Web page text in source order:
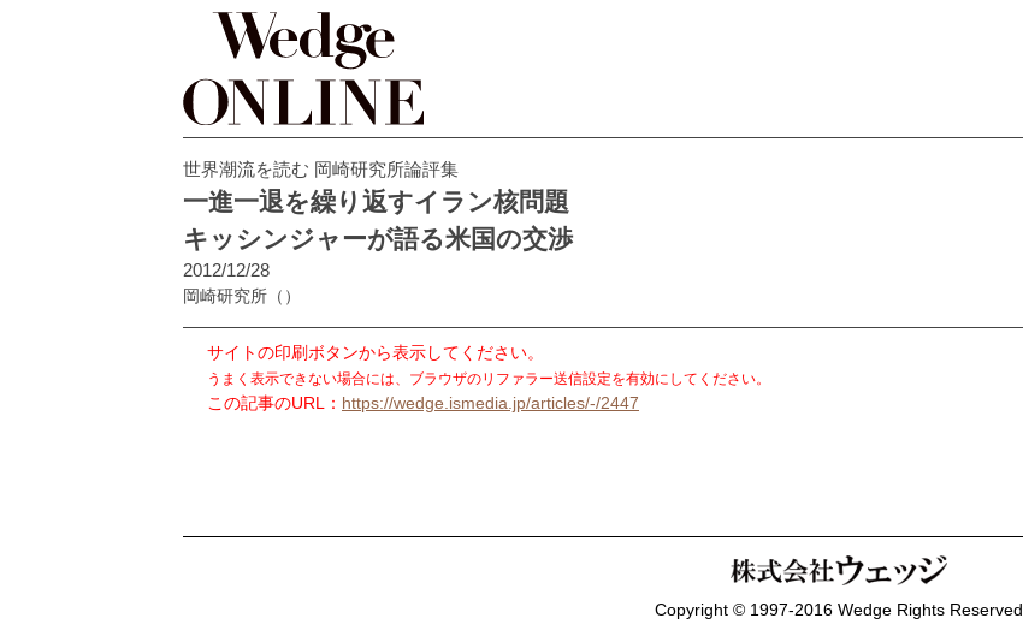
世界潮流を読む 岡崎研究所論評集
一進一退を繰り返すイラン核問題
キッシンジャーが語る米国の交渉
2012/12/28
岡崎研究所 （）
サイトの印刷ボタンから表示してください。
うまく表示できない場合には、ブラウザのリファラー送信設定を有効にしてください。
この記事のURL： https://wedge.ismedia.jp/articles/-/2447
Copyright © 1997-2016 Wedge Rights Reserved